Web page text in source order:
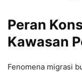
Peran
Kawasan
Fenomena migrasi